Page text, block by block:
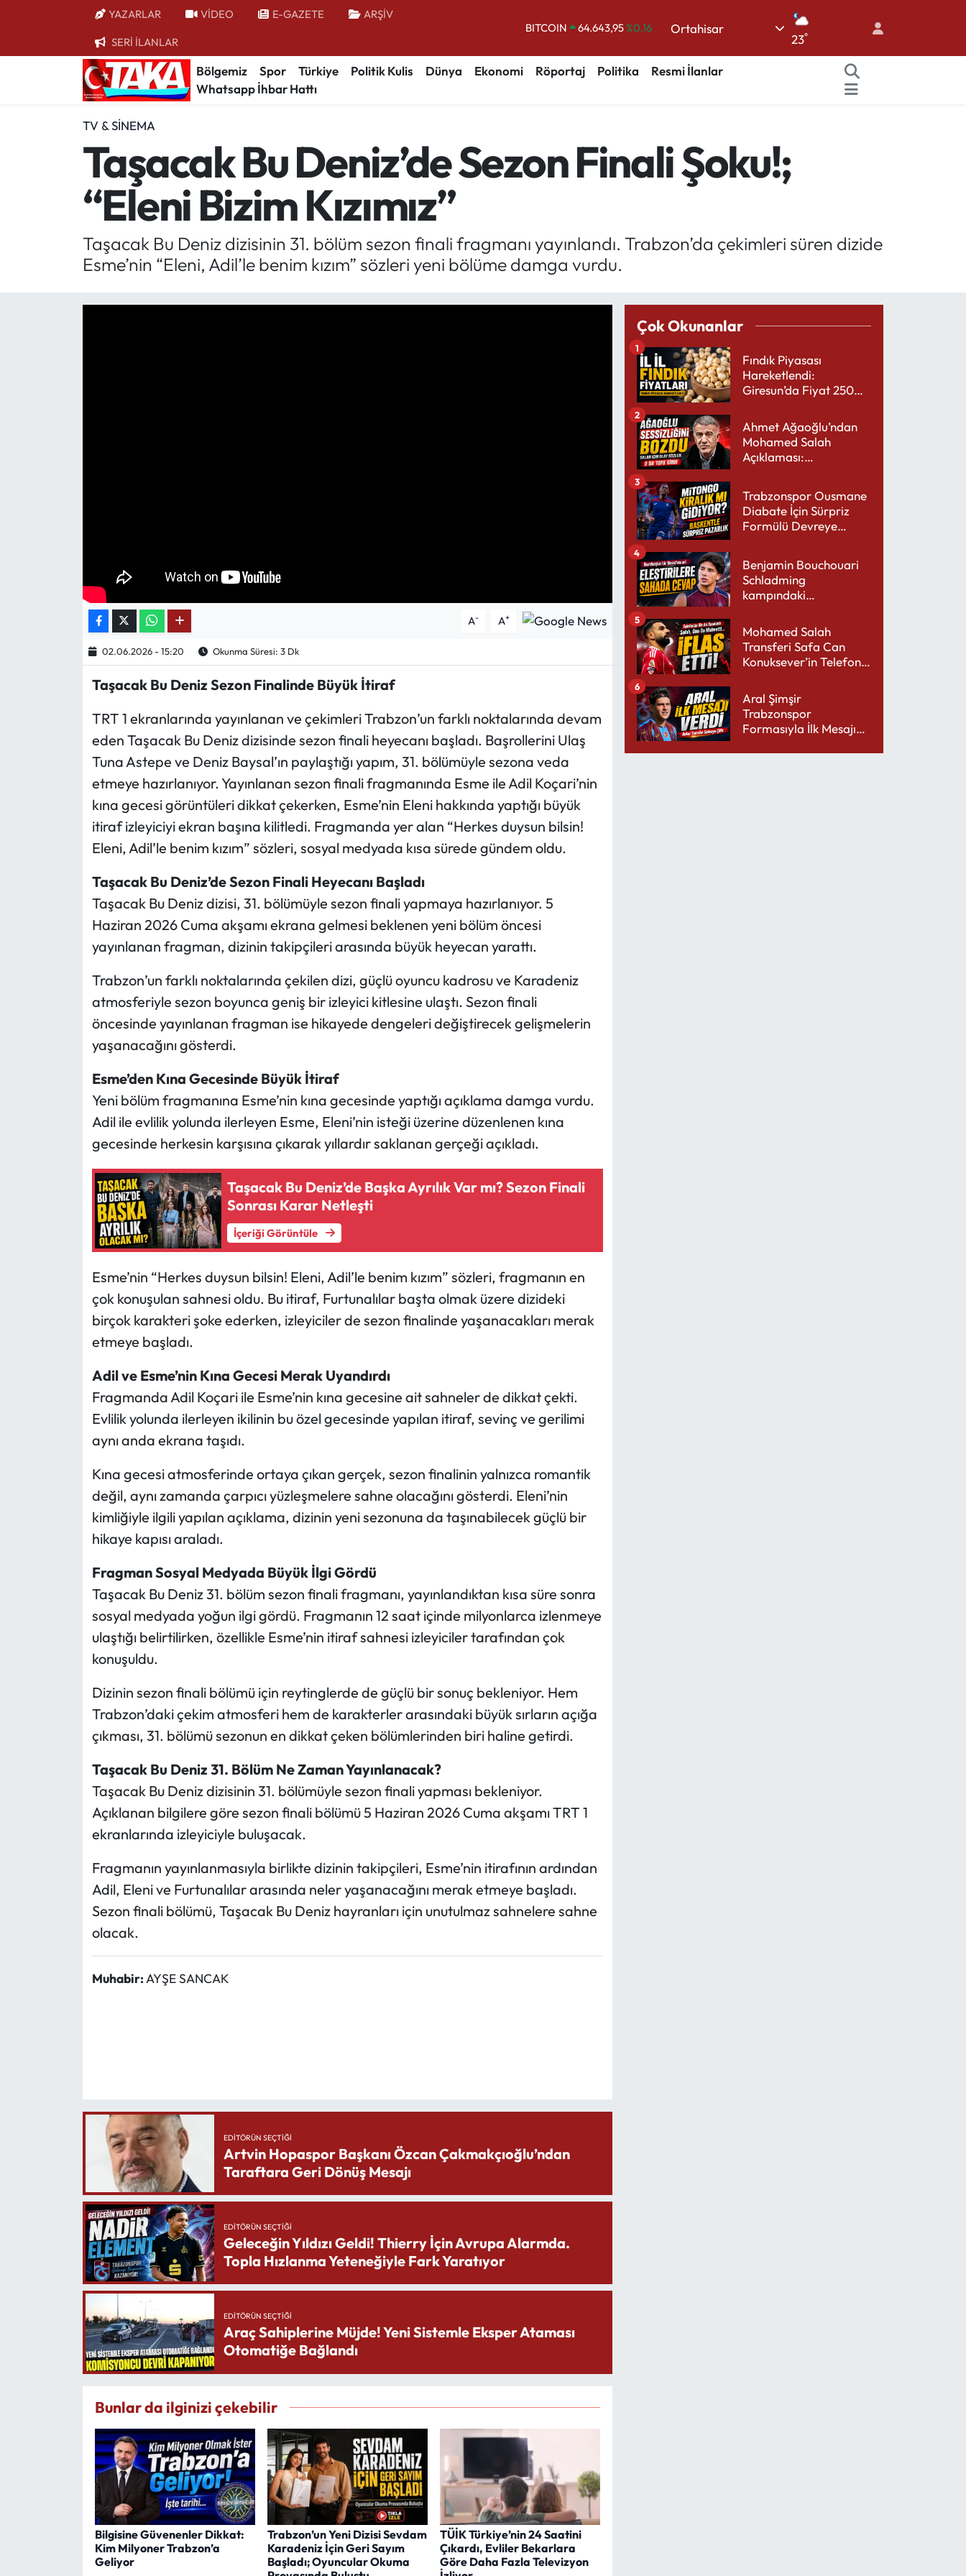
YAZARLAR VİDEO E-GAZETE ARŞİV
SERİ İLANLAR
EURO
55,0250%0.02
BİST100
13.799
Ortahisar
23°
Bölgemiz Spor Türkiye Politik Kulis Dünya Ekonomi Röportaj Politika
Resmi İlanlar
Whatsapp İhbar Hattı
TV & SINEMA
Taşacak Bu Deniz’de Sezon Finali Şoku!;
“Eleni Bizim Kızımız”
Taşacak Bu Deniz dizisinin 31. bölüm sezon finali fragmanı yayınlandı. Trabzon’da çekimleri süren dizide
Esme’nin “Eleni, Adil’le benim kızım” sözleri yeni bölüme damga vurdu.
A- A+
02.06.2026 - 15:20 Okunma Süresi: 3 Dk
Taşacak Bu Deniz Sezon Finalinde Büyük İtiraf
TRT 1 ekranlarında yayınlanan ve çekimleri Trabzon’un farklı noktalarında devam
eden Taşacak Bu Deniz dizisinde sezon finali heyecanı başladı. Başrollerini Ulaş
Tuna Astepe ve Deniz Baysal’ın paylaştığı yapım, 31. bölümüyle sezona veda
etmeye hazırlanıyor. Yayınlanan sezon finali fragmanında Esme ile Adil Koçari’nin
kına gecesi görüntüleri dikkat çekerken, Esme’nin Eleni hakkında yaptığı büyük
itiraf izleyiciyi ekran başına kilitledi. Fragmanda yer alan “Herkes duysun bilsin!
Eleni, Adil’le benim kızım” sözleri, sosyal medyada kısa sürede gündem oldu.
Taşacak Bu Deniz’de Sezon Finali Heyecanı Başladı
Taşacak Bu Deniz dizisi, 31. bölümüyle sezon finali yapmaya hazırlanıyor. 5
Haziran 2026 Cuma akşamı ekrana gelmesi beklenen yeni bölüm öncesi
yayınlanan fragman, dizinin takipçileri arasında büyük heyecan yarattı.
Trabzon’un farklı noktalarında çekilen dizi, güçlü oyuncu kadrosu ve Karadeniz
atmosferiyle sezon boyunca geniş bir izleyici kitlesine ulaştı. Sezon finali
öncesinde yayınlanan fragman ise hikayede dengeleri değiştirecek gelişmelerin
yaşanacağını gösterdi.
Esme’den Kına Gecesinde Büyük İtiraf
Yeni bölüm fragmanına Esme’nin kına gecesinde yaptığı açıklama damga vurdu.
Adil ile evlilik yolunda ilerleyen Esme, Eleni’nin isteği üzerine düzenlenen kına
gecesinde herkesin karşısına çıkarak yıllardır saklanan gerçeği açıkladı.
Taşacak Bu Deniz’de Başka Ayrılık Var mı? Sezon Finali
Sonrası Karar Netleşti
İçeriği Görüntüle
Esme’nin “Herkes duysun bilsin! Eleni, Adil’le benim kızım” sözleri, fragmanın en
çok konuşulan sahnesi oldu. Bu itiraf, Furtunalılar başta olmak üzere dizideki
birçok karakteri şoke ederken, izleyiciler de sezon finalinde yaşanacakları merak
etmeye başladı.
Adil ve Esme’nin Kına Gecesi Merak Uyandırdı
Fragmanda Adil Koçari ile Esme’nin kına gecesine ait sahneler de dikkat çekti.
Evlilik yolunda ilerleyen ikilinin bu özel gecesinde yapılan itiraf, sevinç ve gerilimi
aynı anda ekrana taşıdı.
Kına gecesi atmosferinde ortaya çıkan gerçek, sezon finalinin yalnızca romantik
değil, aynı zamanda çarpıcı yüzleşmelere sahne olacağını gösterdi. Eleni’nin
kimliğiyle ilgili yapılan açıklama, dizinin yeni sezonuna da taşınabilecek güçlü bir
hikaye kapısı araladı.
Fragman Sosyal Medyada Büyük İlgi Gördü
Taşacak Bu Deniz 31. bölüm sezon finali fragmanı, yayınlandıktan kısa süre sonra
sosyal medyada yoğun ilgi gördü. Fragmanın 12 saat içinde milyonlarca izlenmeye
ulaştığı belirtilirken, özellikle Esme’nin itiraf sahnesi izleyiciler tarafından çok
konuşuldu.
Dizinin sezon finali bölümü için reytinglerde de güçlü bir sonuç bekleniyor. Hem
Trabzon’daki çekim atmosferi hem de karakterler arasındaki büyük sırların açığa
çıkması, 31. bölümü sezonun en dikkat çeken bölümlerinden biri haline getirdi.
Taşacak Bu Deniz 31. Bölüm Ne Zaman Yayınlanacak?
Taşacak Bu Deniz dizisinin 31. bölümüyle sezon finali yapması bekleniyor.
Açıklanan bilgilere göre sezon finali bölümü 5 Haziran 2026 Cuma akşamı TRT 1
ekranlarında izleyiciyle buluşacak.
Fragmanın yayınlanmasıyla birlikte dizinin takipçileri, Esme’nin itirafının ardından
Adil, Eleni ve Furtunalılar arasında neler yaşanacağını merak etmeye başladı.
Sezon finali bölümü, Taşacak Bu Deniz hayranları için unutulmaz sahnelere sahne
olacak.
Muhabir:AYŞE SANCAK
EDITÖRÜN SEÇTIĞI
Artvin Hopaspor Başkanı Özcan Çakmakçıoğlu’ndan
Taraftara Geri Dönüş Mesajı
EDITÖRÜN SEÇTIĞI
Geleceğin Yıldızı Geldi! Thierry İçin Avrupa Alarmda.
Topla Hızlanma Yeteneğiyle Fark Yaratıyor
EDITÖRÜN SEÇTIĞI
Araç Sahiplerine Müjde! Yeni Sistemle Eksper Ataması
Otomatiğe Bağlandı
Bunlar da ilginizi çekebilir
Bilgisine Güvenenler Dikkat:
Kim Milyoner Trabzon’a
Geliyor
Trabzon’un Yeni Dizisi Sevdam
Karadeniz İçin Geri Sayım
Başladı; Oyuncular Okuma
TÜİK Türkiye’nin 24 Saatini
Çıkardı, Evliler Bekarlara
Göre Daha Fazla Televizyon
Çok Okunanlar
Fındık Piyasası
Hareketlendi:
Giresun’da Fiyat 250
1
Ahmet Ağaoğlu’ndan
Mohamed Salah
Açıklaması:
2
Trabzonspor Ousmane
Diabate İçin Sürpriz
Formülü Devreye
3
Benjamin Bouchouari
Schladming
kampındaki
4
Mohamed Salah
Transferi Safa Can
Konuksever’in Telefon
5
Aral Şimşir
Trabzonspor
Formasıyla İlk Mesajını
6
Bölgemiz
Kültür/Sanat
Politik Kulis
Spor Yazıları
Trabzon Nöbetçi Eczaneler
Trabzon Hava Durumu
Trabzon Trafik Yoğunluk Haritası
Süper Lig Puan Durumu ve Fikstür
Tüm Manşetler
Son Dakika Haberleri
Haber Arşivi